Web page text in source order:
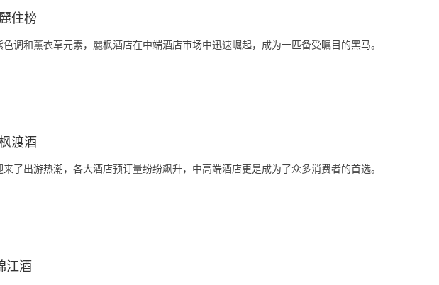
住榜
色调和薰衣草元素，麗枫酒店在中端酒店市场中迅速崛起，成为一匹备受瞩目的黑马。
渡酒
了出游热潮，各大酒店预订量纷纷飙升，中高端酒店更是成为了众多消费者的首选。
江酒